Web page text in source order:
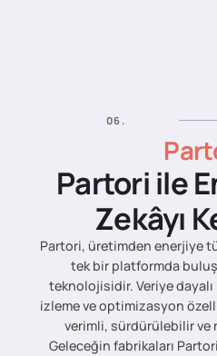
06.
Partori ile
Zekâyı
Partori, üretimden enerjiye
tek bir platformda
teknolojisidir. Veriye
izleme ve optimizasyon
verimli, sürdürülebilir ve
Geleceğin fabrikaları